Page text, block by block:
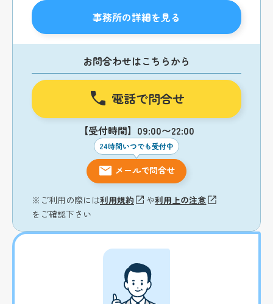
事務所の詳細を見る
お問合わせはこちらから
電話で問合せ
【受付時間】09:00〜22:00
24時間いつでも受付中
メールで問合せ
※ご利用の際には利用規約 や利用上の注意
をご確認下さい